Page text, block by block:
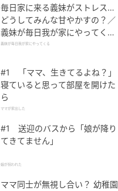
毎日家に来る義妹がストレス…
どうしてみんな甘やかすの？／
義妹が毎日我が家にやってくる
（1）【義父母がシンドイんで
義妹が毎日我が家にやってくる
#1 「ママ、生きてるよね？」
寝ていると思って部屋を開けた
ら
ママが家出した
#1 送迎のバスから「娘が降り
てきてません」
娘が拐われた
ママ同士が無視し合い？ 幼稚園